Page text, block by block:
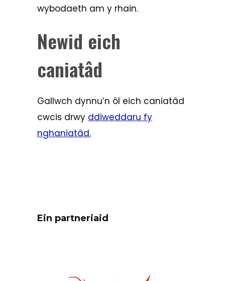
wybodaeth am y rhain.
Newid eich
caniatâd
Gallwch dynnu’n ôl eich caniatâd
cwcis drwy ddiweddaru fy
nghaniatâd.
Ein partneriaid